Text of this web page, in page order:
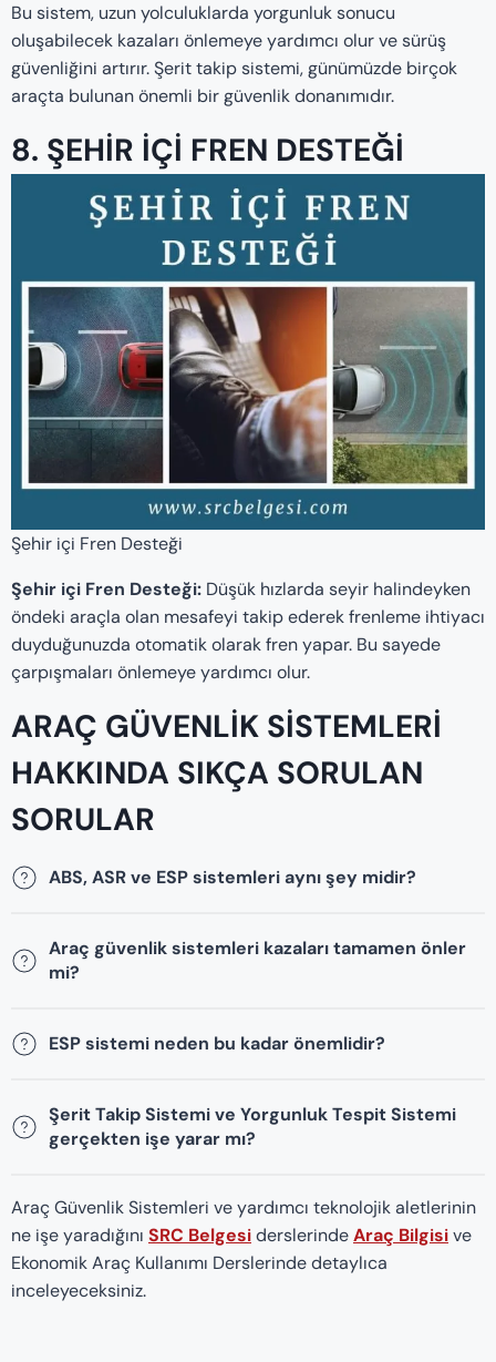
Bu sistem, uzun yolculuklarda yorgunluk sonucu
oluşabilecek kazaları önlemeye yardımcı olur ve sürüş
güvenliğini artırır. Şerit takip sistemi, günümüzde birçok
araçta bulunan önemli bir güvenlik donanımıdır.
8. ŞEHIR IÇI FREN DESTEĞI
Şehir içi Fren Desteği
Şehir içi Fren Desteği: Düşük hızlarda seyir halindeyken
öndeki araçla olan mesafeyi takip ederek frenleme ihtiyacı
duyduğunuzda otomatik olarak fren yapar. Bu sayede
çarpışmaları önlemeye yardımcı olur.
ARAÇ GÜVENLIK SISTEMLERI
HAKKINDA SIKÇA SORULAN
SORULAR
ABS, ASR ve ESP sistemleri aynı şey midir?
Araç güvenlik sistemleri kazaları tamamen önler
mi?
ESP sistemi neden bu kadar önemlidir?
Şerit Takip Sistemi ve Yorgunluk Tespit Sistemi
gerçekten işe yarar mı?
Araç Güvenlik Sistemleri ve yardımcı teknolojik aletlerinin
ne işe yaradığını SRC BelgesiderslerindeAraç Bilgisive
Ekonomik Araç Kullanımı Derslerinde detaylıca
inceleyeceksiniz.